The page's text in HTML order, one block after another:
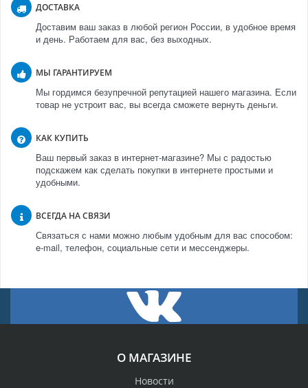
ДОСТАВКА
Доставим ваш заказ в любой регион России, в удобное время
и день. Работаем для вас, без выходных.
МЫ ГАРАНТИРУЕМ
Мы гордимся безупречной репутацией нашего магазина. Если
товар не устроит вас, вы всегда сможете вернуть деньги.
КАК КУПИТЬ
Ваш первый заказ в интернет-магазине? Мы с радостью
подскажем как сделать покупки в интернете простыми и
удобными.
ВСЕГДА НА СВЯЗИ
Связаться с нами можно любым удобным для вас способом:
e-mail, телефон, социальные сети и мессенджеры.
О МАГАЗИНЕ
Новости